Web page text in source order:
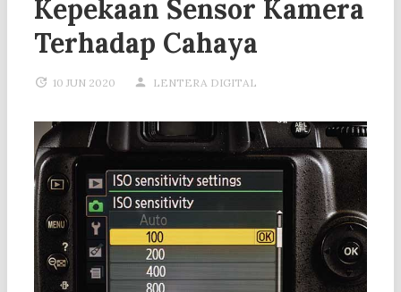
Kepekaan Sensor Kamera
Terhadap Cahaya
10 JUN 2020 LENTERA DIGITAL